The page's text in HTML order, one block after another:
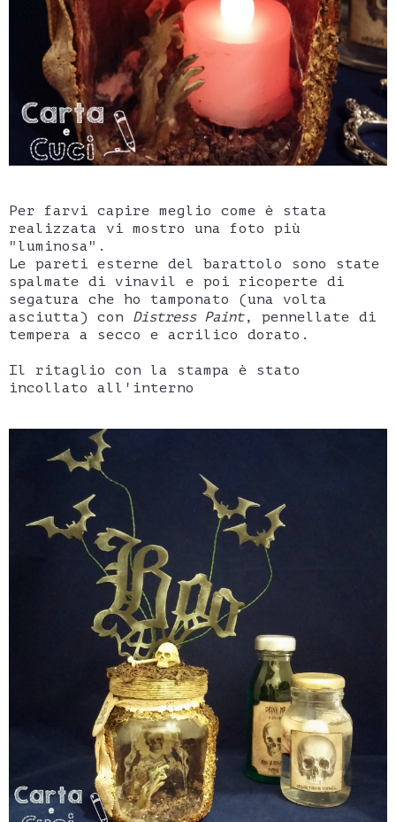
Per farvi capire meglio come è stata
realizzata vi mostro una foto più
"luminosa".
Le pareti esterne del barattolo sono state
spalmate di vinavil e poi ricoperte di
segatura che ho tamponato (una volta
asciutta) con Distress Paint, pennellate di
tempera a secco e acrilico dorato.
Il ritaglio con la stampa è stato
incollato all'interno